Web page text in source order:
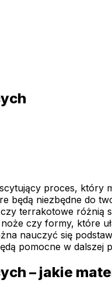
proces, który
będą niezbędne do
terrakotowe różnią
czy formy, które
nauczyć się
pomocne w dalszej
– jakie